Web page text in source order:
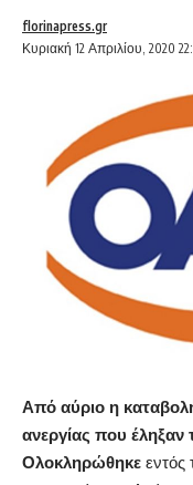
Κυριακή 12 Απριλίου, 2020
florinapress.gr
Από αύριο η
ανεργίας που έληξαν
Ολοκληρώθηκε εντός